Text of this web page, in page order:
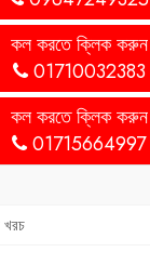
কল করতে ক্লিক করুন
01710032383
কল করতে ক্লিক করুন
01715664997
খরচ